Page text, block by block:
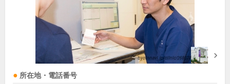
所在地・電話番号